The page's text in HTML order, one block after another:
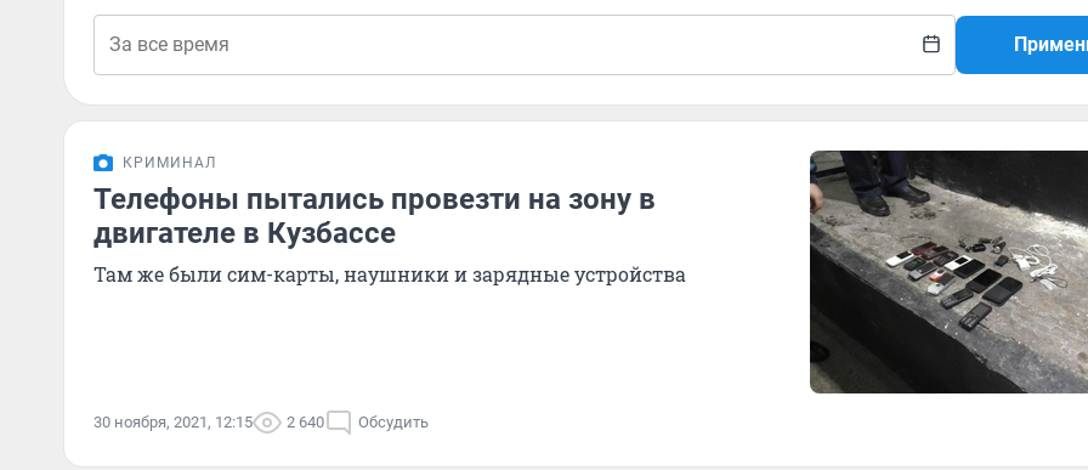
КРИМИНАЛ
Телефоны пытались провезти на зону в
двигателе в Кузбассе
Там же были сим-карты, наушники и зарядные устройства
30 ноября, 2021, 12:15 2 640 Обсудить